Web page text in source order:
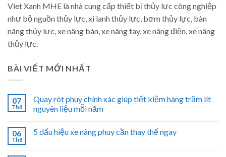
Viet Xanh MHE là nhà cung cấp thiết bị thủy lực công nghiệp
như bộ nguồn thủy lực, xi lanh thủy lực, bơm thủy lực, bàn
nâng thủy lực, xe nâng bàn, xe nâng tay, xe nâng điện, xe nâng
thủy lực.
BÀI VIẾT MỚI NHẤT
07
Th8
Quay rót phuy chính xác giúp tiết kiệm hàng trăm lít
nguyên liệu mỗi năm
06
Th8
5 dấu hiệu xe nâng phuy cần thay thế ngay